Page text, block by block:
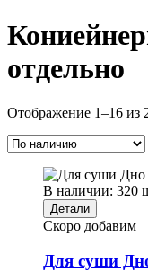
отдельно
Отображение 1–16 из
В наличии: 320
Детали
Скоро добавим
Для суши